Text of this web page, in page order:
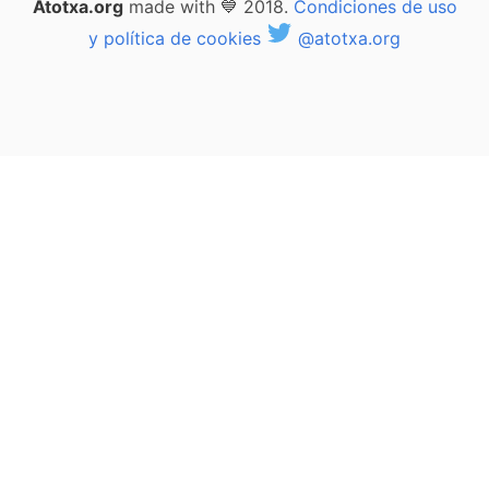
Atotxa.orgmade with 💙 2018. Condiciones de uso
y política de cookies
@atotxa.org